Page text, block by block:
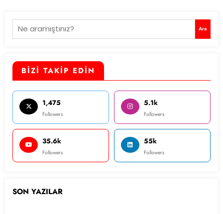
Ara Ara
BİZİ TAKİP EDİN
1,475
Followers
5.1k
Followers
35.6k
Followers
55k
Followers
SON YAZILAR